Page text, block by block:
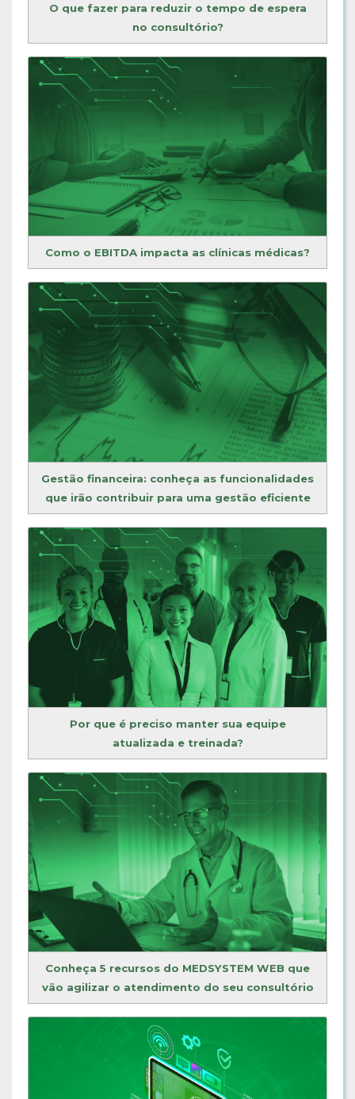
O que fazer para reduzir o tempo de espera
no consultório?
Como o EBITDA impacta as clínicas médicas?
Gestão financeira: conheça as funcionalidades
que irão contribuir para uma gestão eficiente
Por que é preciso manter sua equipe
atualizada e treinada?
Conheça 5 recursos do MEDSYSTEM WEB que
vão agilizar o atendimento do seu consultório